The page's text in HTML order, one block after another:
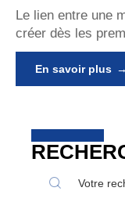
Le lien entre une
créer dès les
En savoir plus